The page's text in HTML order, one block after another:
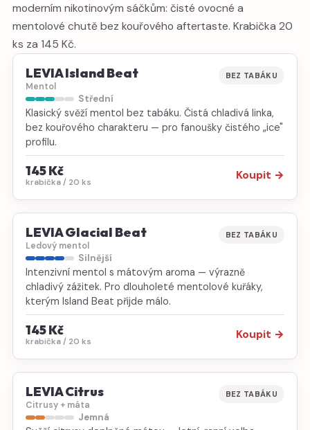
moderním nikotinovým sáčkům: čisté ovocné a
mentolové chutě bez kouřového aftertaste. Krabička 20
ks za 145 Kč.
LEVIA Island Beat
Mentol
BEZ TABÁKU
Střední
Klasický svěží mentol bez tabáku. Čistá chladivá linka,
bez kouřového charakteru — pro fanoušky čistého „ice"
profilu.
145 Kč
krabička / 20 ks
Koupit →
LEVIA Glacial Beat
Ledový mentol
BEZ TABÁKU
Silnější
Intenzivní mentol s mátovým aroma — výrazně
chladivý zážitek. Pro dlouholeté mentolové kuřáky,
kterým Island Beat přijde málo.
145 Kč
krabička / 20 ks
Koupit →
LEVIA Citrus
Citrusy + máta
BEZ TABÁKU
Jemná